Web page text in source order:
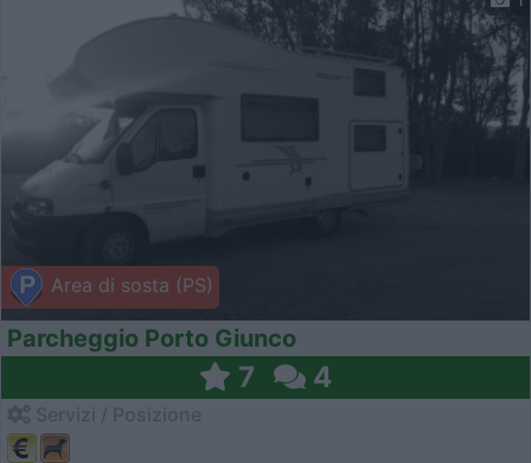
Area di sosta (PS)
Parcheggio Porto Giunco
7 4